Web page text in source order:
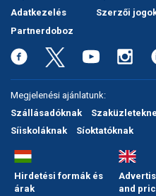
Adatkezelés
Szerzői
Partnerdoboz
Megjelenési ajánlatunk:
Szállásadóknak
Síiskoláknak
Síoktatóknak
Hirdetési formák és
árak
and